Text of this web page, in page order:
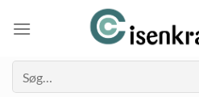
efter: